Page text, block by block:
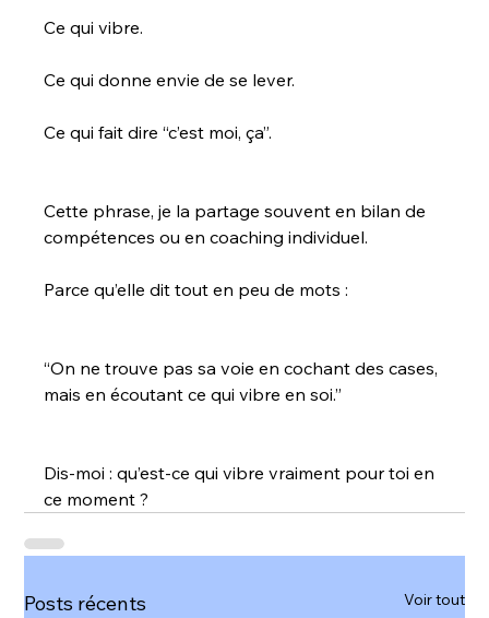
Ce qui vibre.
Ce qui donne envie de se lever.
Ce qui fait dire “c’est moi, ça”.
Cette phrase, je la partage souvent en bilan de
compétences ou en coaching individuel.
Parce qu’elle dit tout en peu de mots :
“On ne trouve pas sa voie en cochant des cases,
mais en écoutant ce qui vibre en soi.”
Dis-moi : qu’est-ce qui vibre vraiment pour toi en
ce moment ?
Posts récents Voir tout